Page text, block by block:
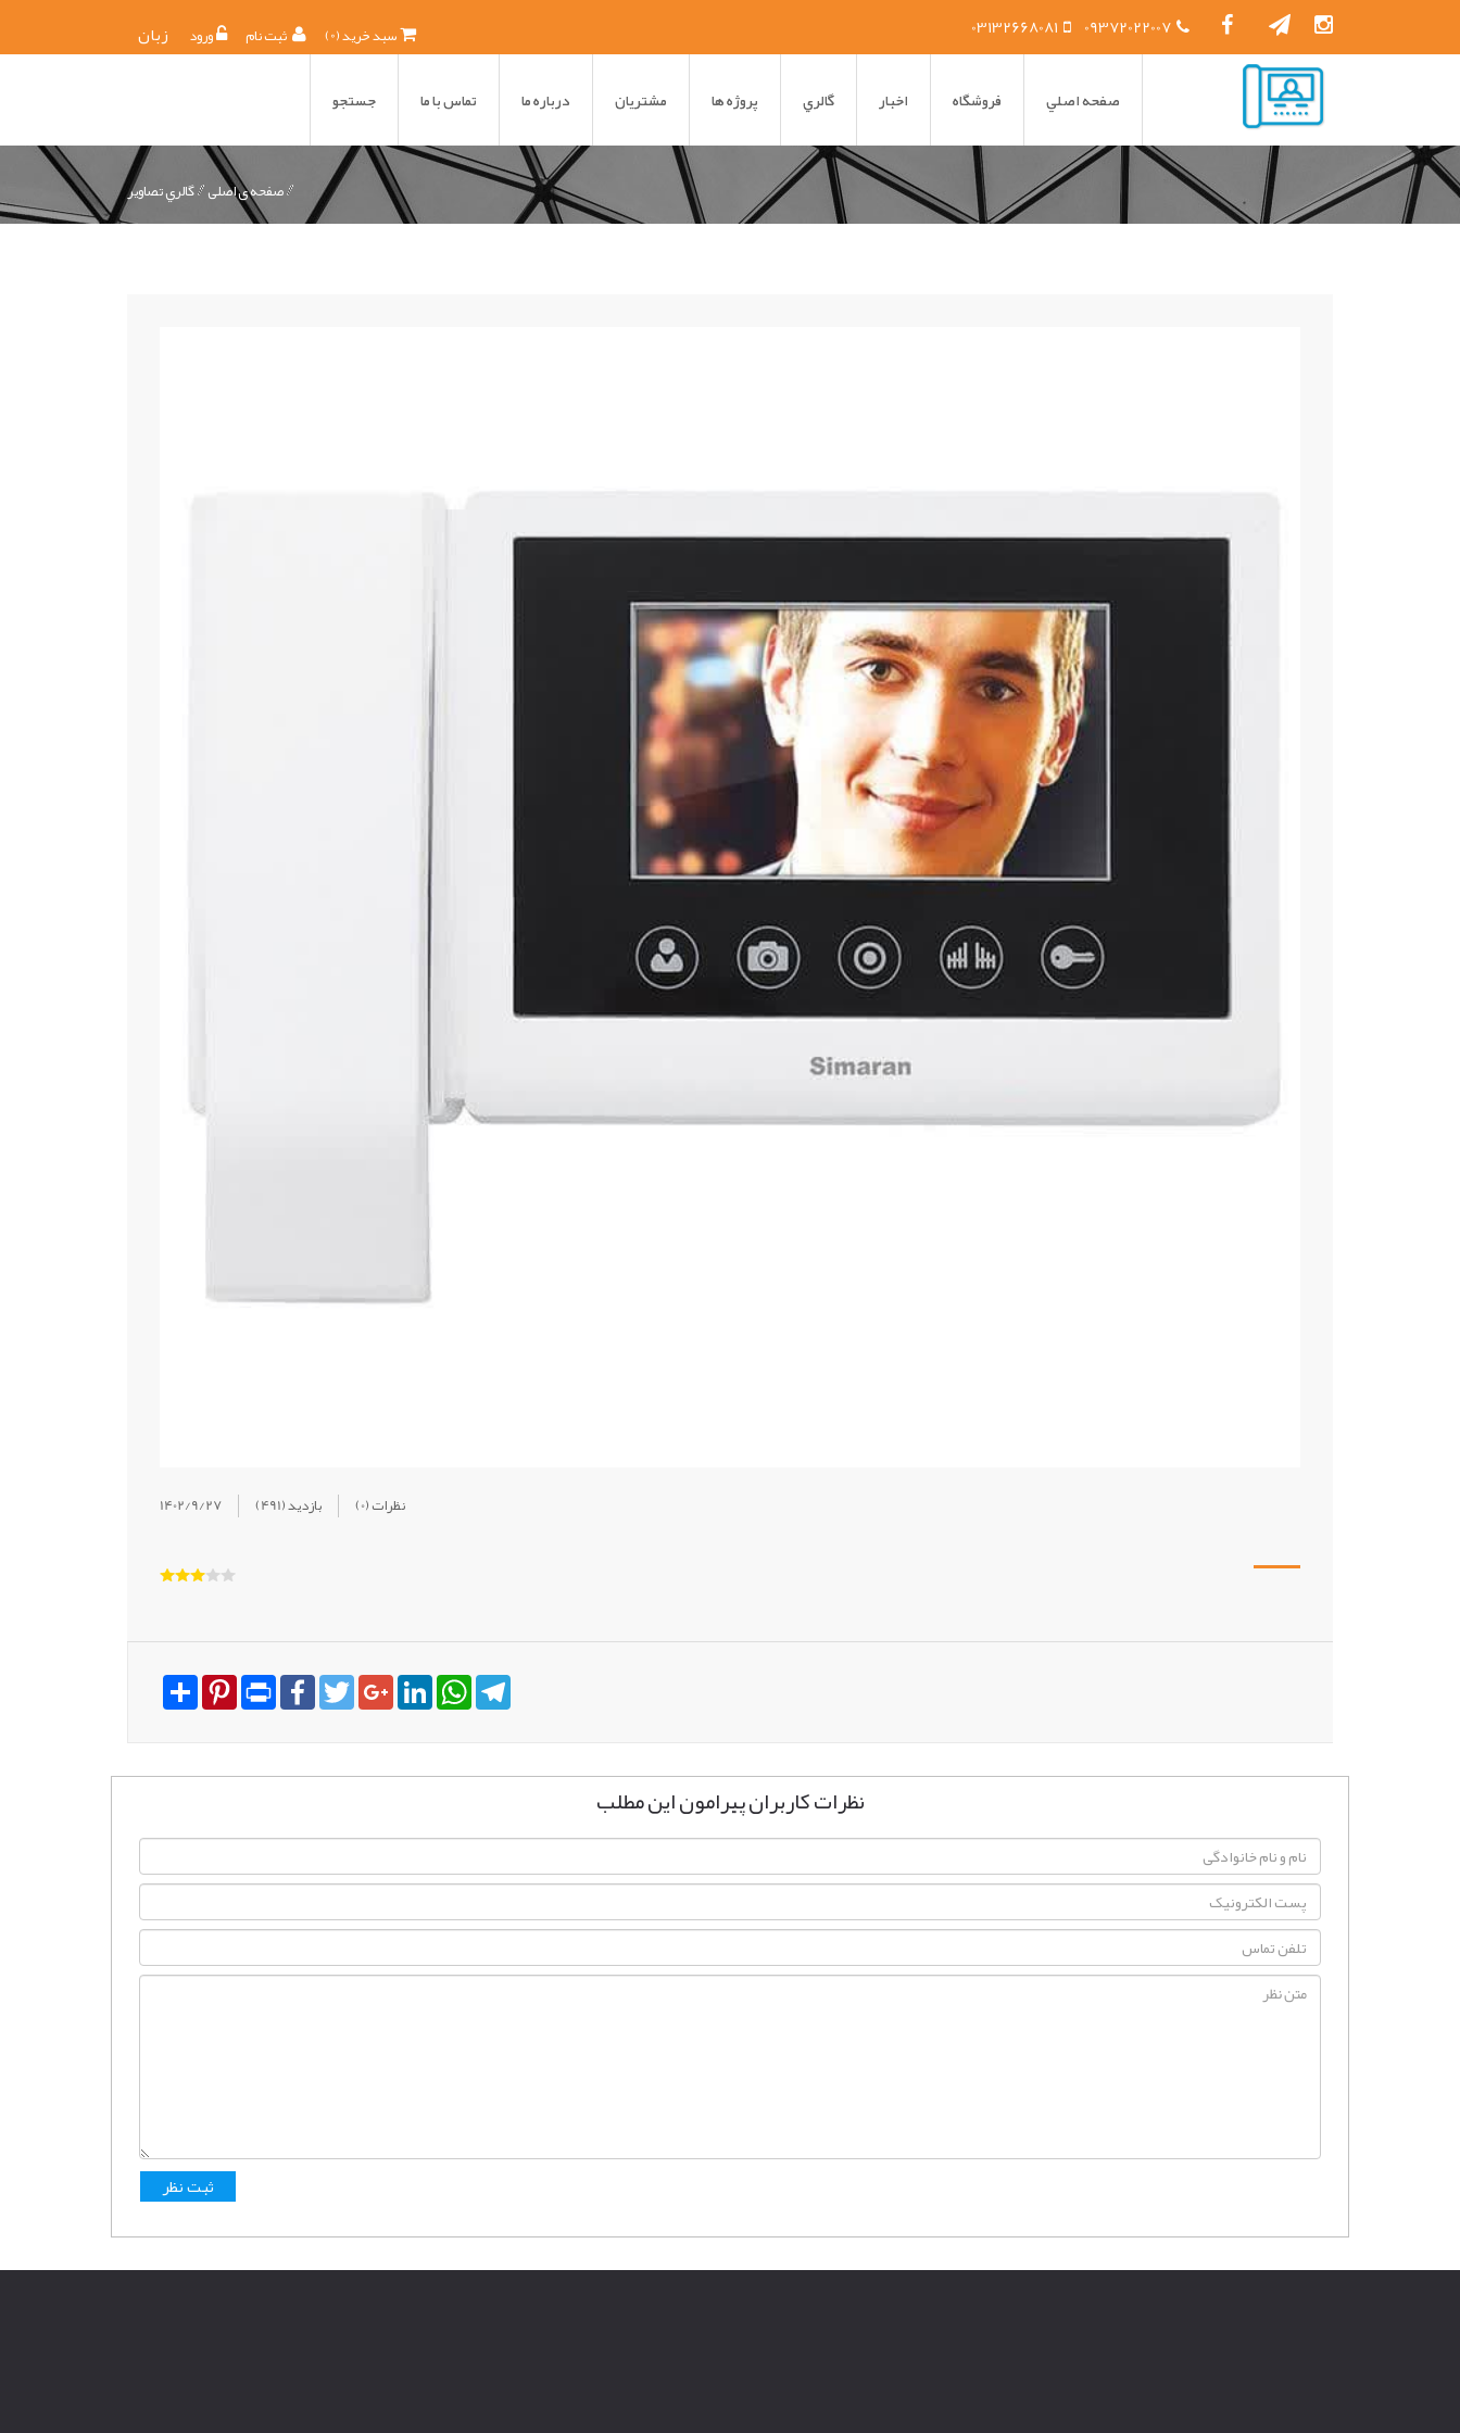
زبان ورود ثبت نام (0 ) سبد خرید 03132668081 09372022007
صفحه اصلي فروشگاه اخبار گالري پروژه ها مشتريان درباره ما تماس با ما جستجو
صفحه ی اصلی گالري تصاوير
1402/9/27 (491) بازدید (0) نظرات
SharePinterestPrint FacebookTwitterGoogle+LinkedInWhatsApp
نظرات کاربران پیرامون این مطلب